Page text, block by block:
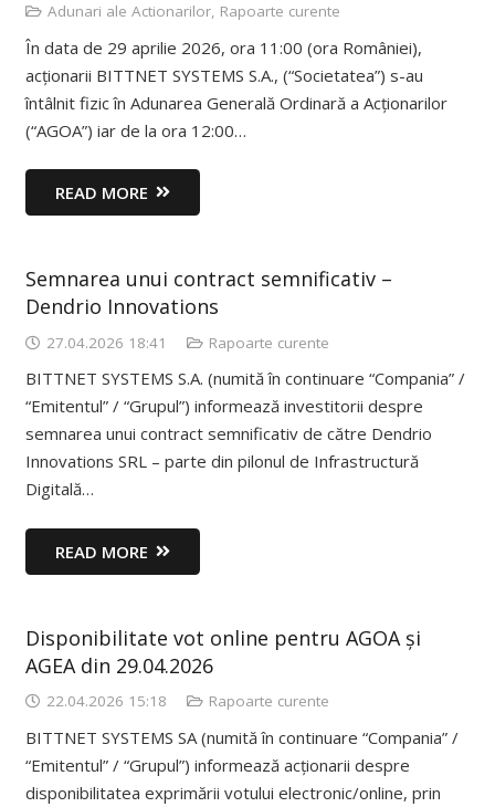
Adunari ale Actionarilor, Rapoarte curente
În data de 29 aprilie 2026, ora 11:00 (ora României),
acționarii BITTNET SYSTEMS S.A., (“Societatea”) s-au
întâlnit fizic în Adunarea Generală Ordinară a Acționarilor
(“AGOA”) iar de la ora 12:00…
READ MORE
Semnarea unui contract semnificativ –
Dendrio Innovations
27.04.2026 18:41 Rapoarte curente
BITTNET SYSTEMS S.A. (numită în continuare “Compania” /
“Emitentul” / “Grupul”) informează investitorii despre
semnarea unui contract semnificativ de către Dendrio
Innovations SRL – parte din pilonul de Infrastructură
Digitală…
READ MORE
Disponibilitate vot online pentru AGOA și
AGEA din 29.04.2026
22.04.2026 15:18 Rapoarte curente
BITTNET SYSTEMS SA (numită în continuare “Compania” /
“Emitentul” / “Grupul”) informează acționarii despre
disponibilitatea exprimării votului electronic/online, prin